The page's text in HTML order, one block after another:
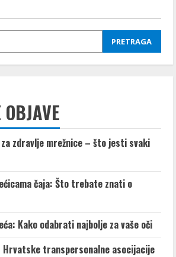
PRETRAGA
zdravlje mrežnice – što jesti svaki
čaja: Što trebate znati o
Kako odabrati najbolje za vaše oči
Hrvatske transpersonalne asocijacije